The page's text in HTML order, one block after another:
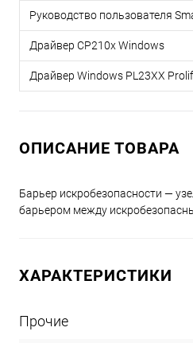
Руководство пользователя
Драйвер CP210x Windows
Драйвер Windows PL23XX
ОПИСАНИЕ ТОВАРА
Барьер искробезопасности —
барьером между
ХАРАКТЕРИСТИКИ
Прочие